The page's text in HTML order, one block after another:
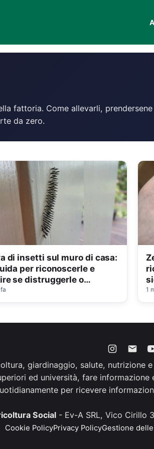
fattoria. Come allevarli,
da zero.
di insetti sul muro di casa:
per riconoscerle e
se distruggerle o
1
giardinaggio, salute,
ed università, fare
per ricevere
Social- Ev-A SRL, Vico Cirillo
Cookie PolicyPrivacy PolicyGestione